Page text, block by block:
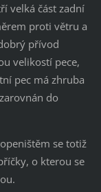
velká část zadní
proti větru a
přívod
velikostí pece,
pec má zhruba
do
se totiž
o kterou se